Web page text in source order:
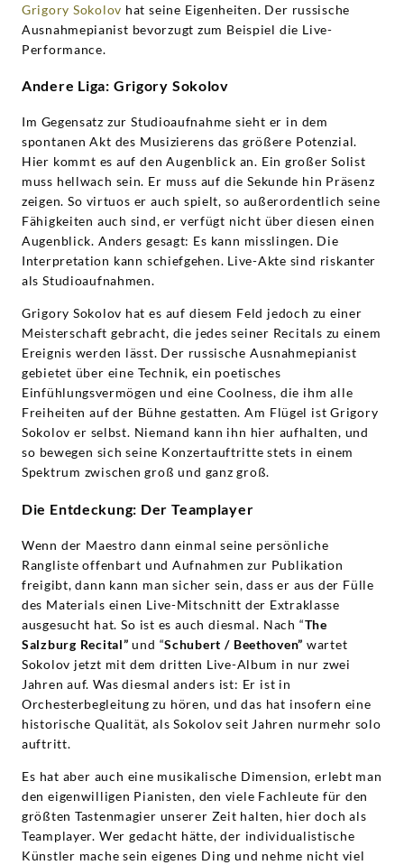
Grigory Sokolov hat seine Eigenheiten. Der russische
Ausnahmepianist bevorzugt zum Beispiel die Live-
Performance.
Andere Liga: Grigory Sokolov
Im Gegensatz zur Studioaufnahme sieht er in dem
spontanen Akt des Musizierens das größere Potenzial.
Hier kommt es auf den Augenblick an. Ein großer Solist
muss hellwach sein. Er muss auf die Sekunde hin Präsenz
zeigen. So virtuos er auch spielt, so außerordentlich seine
Fähigkeiten auch sind, er verfügt nicht über diesen einen
Augenblick. Anders gesagt: Es kann misslingen. Die
Interpretation kann schiefgehen. Live-Akte sind riskanter
als Studioaufnahmen.
Grigory Sokolov hat es auf diesem Feld jedoch zu einer
Meisterschaft gebracht, die jedes seiner Recitals zu einem
Ereignis werden lässt. Der russische Ausnahmepianist
gebietet über eine Technik, ein poetisches
Einfühlungsvermögen und eine Coolness, die ihm alle
Freiheiten auf der Bühne gestatten. Am Flügel ist Grigory
Sokolov er selbst. Niemand kann ihn hier aufhalten, und
so bewegen sich seine Konzertauftritte stets in einem
Spektrum zwischen groß und ganz groß.
Die Entdeckung: Der Teamplayer
Wenn der Maestro dann einmal seine persönliche
Rangliste offenbart und Aufnahmen zur Publikation
freigibt, dann kann man sicher sein, dass er aus der Fülle
des Materials einen Live-Mitschnitt der Extraklasse
ausgesucht hat. So ist es auch diesmal. Nach “The
Salzburg Recital” und “Schubert / Beethoven” wartet
Sokolov jetzt mit dem dritten Live-Album in nur zwei
Jahren auf. Was diesmal anders ist: Er ist in
Orchesterbegleitung zu hören, und das hat insofern eine
historische Qualität, als Sokolov seit Jahren nurmehr solo
auftritt.
Es hat aber auch eine musikalische Dimension, erlebt man
den eigenwilligen Pianisten, den viele Fachleute für den
größten Tastenmagier unserer Zeit halten, hier doch als
Teamplayer. Wer gedacht hätte, der individualistische
Künstler mache sein eigenes Ding und nehme nicht viel